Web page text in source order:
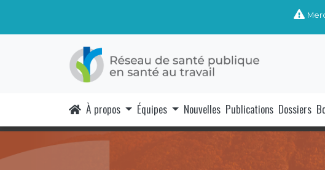
À propos Équipes Nouvelles Publications Dossiers